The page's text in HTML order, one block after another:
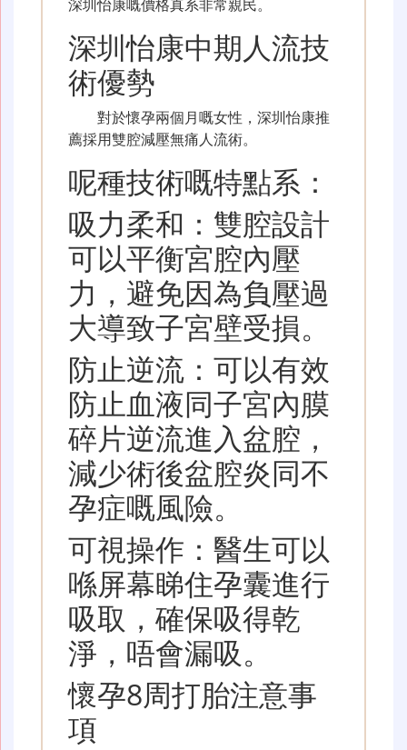
深圳怡康嘅價格真系非常親民。
深圳怡康中期人流技
術優勢
對於懷孕兩個月嘅女性，深圳怡康推
薦採用雙腔減壓無痛人流術。
呢種技術嘅特點系：
吸力柔和：雙腔設計
可以平衡宮腔內壓
力，避免因為負壓過
大導致子宮壁受損。
防止逆流：可以有效
防止血液同子宮內膜
碎片逆流進入盆腔，
減少術後盆腔炎同不
孕症嘅風險。
可視操作：醫生可以
喺屏幕睇住孕囊進行
吸取，確保吸得乾
淨，唔會漏吸。
懷孕8周打胎注意事
項